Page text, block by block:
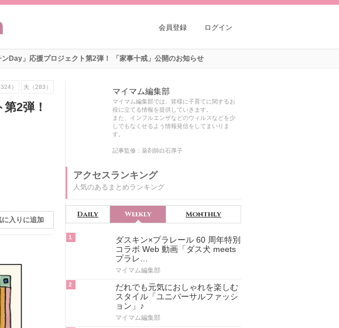
会員登録 ログイン
Day」応援プロジェクト第2弾！ 「家事十戒」公開のお知らせ
） 夫（283）
2弾！
に入りに追加
マイマム編集部
マイマム編集部では、皆様に子育てに関するお
役に立てる情報を提供していきます。
また、インフルエンザなどのウィルスなどを少
しでもなくせるよう情報発信をしてまいりま
す。
記事監修：薬剤師白石厚子
アクセスランキング
人気のあるまとめランキング
Daily Weekly Monthly
1
ダスキン×プラレール 60 周年特別
コラボ Web 動画「ダス犬 meets
プラレ…
マイマム編集部
2
だれでも元気におしゃれを楽しむ
スタイル「ユニバーサルファッシ
ョン」♪
マイマム編集部